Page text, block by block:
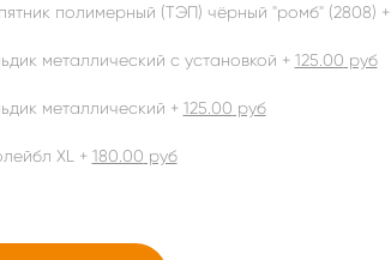
полимерный (ТЭП) чёрный "ромб" (2808) +
металлический с установкой + 125.00 руб
металлический + 125.00 руб
XL + 180.00 руб